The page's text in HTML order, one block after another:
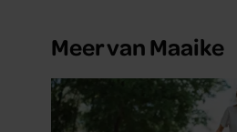
Meer van Maaike